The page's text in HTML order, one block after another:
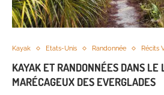
Kayak Etats-Unis Randonnée Récits
KAYAK ET RANDONNÉES DANS LE
MARÉCAGEUX DES EVERGLADES